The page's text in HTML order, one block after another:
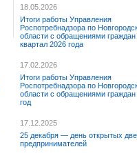
18.05.2026
Итоги работы Управления
Роспотребнадзора по
области с обращениями граждан
квартал 2026 года
17.02.2026
Итоги работы Управления
Роспотребнадзора по
области с обращениями граждан
год
17.12.2025
25 декабря — день открытых
предпринимателей